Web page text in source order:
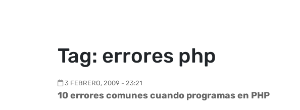
Tag: errores php
3 FEBRERO, 2009 - 23:21
10 errores comunes cuando programas en PHP